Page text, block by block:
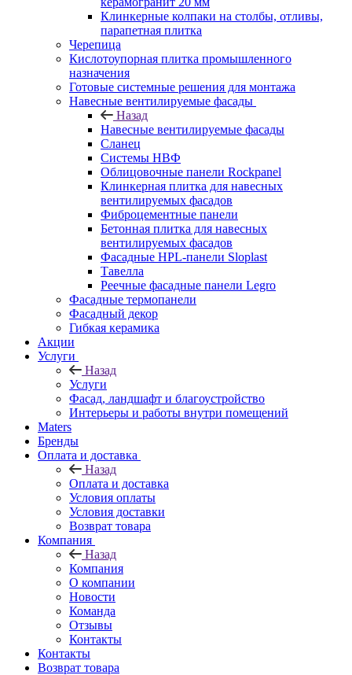
Клинкерные колпаки на столбы, отливы,
парапетная плитка
Черепица
Кислотоупорная плитка промышленного
назначения
Готовые системные решения для монтажа
Навесные вентилируемые фасады
Назад
Навесные вентилируемые фасады
Сланец
Системы НВФ
Облицовочные панели Rockpanel
Клинкерная плитка для навесных
вентилируемых фасадов
Фиброцементные панели
Бетонная плитка для навесных
вентилируемых фасадов
Фасадные HPL-панели Sloplast
Тавелла
Реечные фасадные панели Legro
Фасадные термопанели
Фасадный декор
Гибкая керамика
Акции
Услуги
Назад
Услуги
Фасад, ландшафт и благоустройство
Интерьеры и работы внутри помещений
Maters
Бренды
Оплата и доставка
Назад
Оплата и доставка
Условия оплаты
Условия доставки
Возврат товара
Компания
Назад
Компания
О компании
Новости
Команда
Отзывы
Контакты
Контакты
Возврат товара